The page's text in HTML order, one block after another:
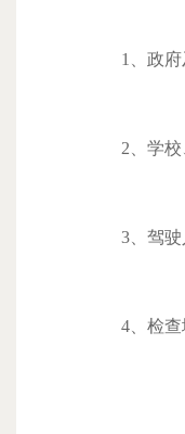
1、政府及
2、学校、
3、驾驶人
4、检查城